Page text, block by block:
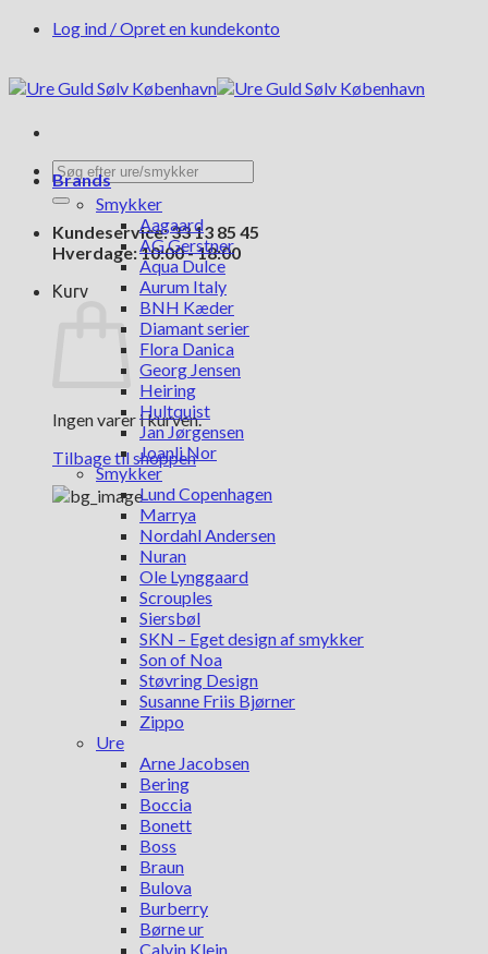
FortsætLog ind / Opret en kundekonto
Søg
efter:
Kundeservice: 33 13 85 45
Hverdage: 10:00 - 18:00
Kurv
Ingen varer i kurven.
Tilbage til shoppen
Brands
Smykker
Aagaard
AG Gerstner
Aqua Dulce
Aurum Italy
BNH Kæder
Diamant serier
Flora Danica
Georg Jensen
Heiring
Hultquist
Jan Jørgensen
Joanli Nor
Smykker
Lund Copenhagen
Marrya
Nordahl Andersen
Nuran
Ole Lynggaard
Scrouples
Siersbøl
SKN – Eget design af smykker
Son of Noa
Støvring Design
Susanne Friis Bjørner
Zippo
Ure
Arne Jacobsen
Bering
Boccia
Bonett
Boss
Braun
Bulova
Burberry
Børne ur
Calvin Klein